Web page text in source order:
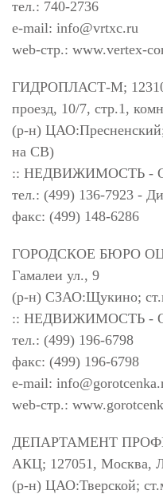
тел.: 740-2736
e-mail: info@vrtxc.ru
web-стр.: www.vertex-
ГИДРОПЛАСТ-М;
проезд, 10/7, стр.1,
(р-н)
на СВ)
:: НЕДВИЖИМОСТЬ -
тел.: (499) 136-7923 -
факс: (499) 148-6286
ГОРОДСКОЕ БЮРО
Гамалеи ул., 9
(р-н) СЗАО:Щукино;
:: НЕДВИЖИМОСТЬ -
тел.: (499) 196-6798
факс: (499) 196-6798
e-mail:
web-стр.:
ДЕПАРТАМЕНТ
АКЦ; 127051, Москва,
(р-н) ЦАО:Тверской;